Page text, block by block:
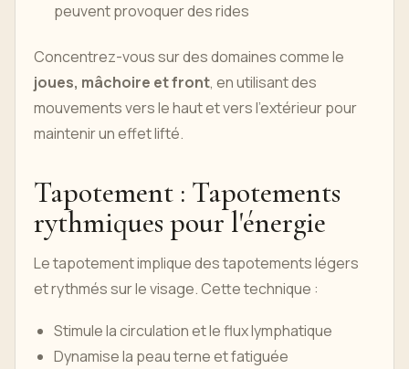
peuvent provoquer des rides
Concentrez-vous sur des domaines comme le
joues, mâchoire et front, en utilisant des
mouvements vers le haut et vers l'extérieur pour
maintenir un effet lifté.
Tapotement : Tapotements
rythmiques pour l'énergie
Le tapotement implique des tapotements légers
et rythmés sur le visage. Cette technique :
Stimule la circulation et le flux lymphatique
Dynamise la peau terne et fatiguée